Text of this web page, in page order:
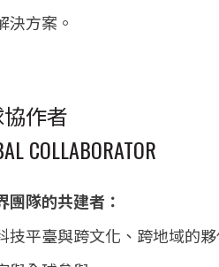
決方案。
作者
COLLABORATOR
團隊的共建者：
技平臺與跨文化、跨地域的